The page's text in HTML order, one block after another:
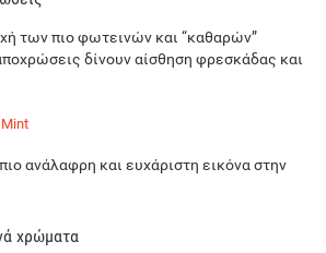
των πιο φωτεινών και “καθαρών”
δίνουν αίσθηση φρεσκάδας και
Mint
ανάλαφρη και ευχάριστη εικόνα στην
χρώματα